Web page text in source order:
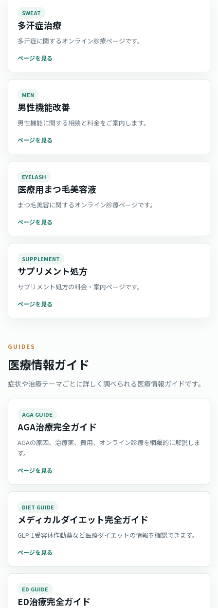
SWEAT
多汗症治療
多汗症に関するオンライン診療ページです。
ページを見る
MEN
男性機能改善
男性機能に関する相談と料金をご案内します。
ページを見る
EYELASH
医療用まつ毛美容液
まつ毛美容に関するオンライン診療ページです。
ページを見る
SUPPLEMENT
サプリメント処方
サプリメント処方の料金・案内ページです。
ページを見る
GUIDES
医療情報ガイド
症状や治療テーマごとに詳しく調べられる医療情報ガイドです。
AGA GUIDE
AGA治療完全ガイド
AGAの原因、治療薬、費用、オンライン診療を網羅的に解説しま
す。
ページを見る
DIET GUIDE
メディカルダイエット完全ガイド
GLP-1受容体作動薬など医療ダイエットの情報を確認できます。
ページを見る
ED GUIDE
ED治療完全ガイド